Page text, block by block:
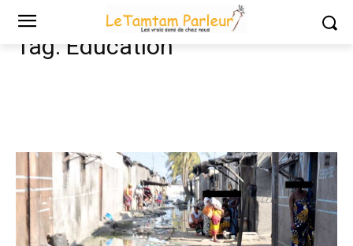
Tags
Tag: Education